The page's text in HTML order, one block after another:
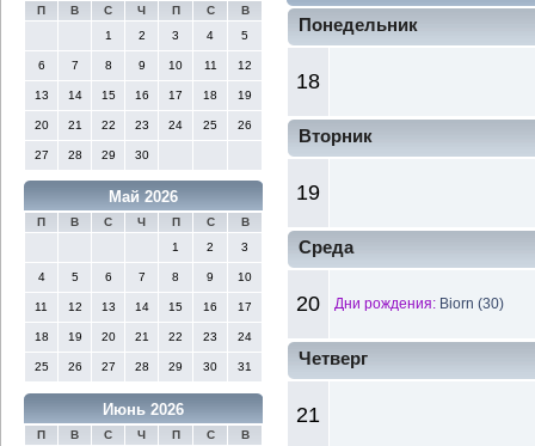
П В С Ч П С
В
1
2 3 4 5
6 7 8 9 10 11 12
13 14 15 16 17 18 19
20 21 22 23 24 25 26
27 28 29 30
Май 2026
П В С Ч П С
В
1
2 3
4 5 6 7 8 9 10
11 12 13 14 15 16 17
18 19 20 21 22 23 24
25 26 27 28 29 30 31
Июнь 2026
П В С Ч П С
В
Понедельник
18
Вторник
19
Среда
20 Дни рождения: Biorn (30)
Четверг
21